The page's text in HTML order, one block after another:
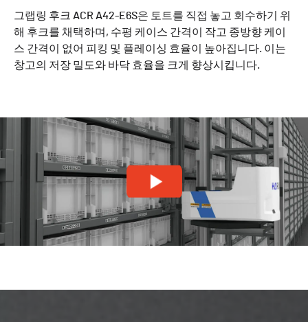
그랩링 후크 ACR A42-E6S은 토트를 직접 놓고 회수하기 위
해 후크를 채택하며, 수평 케이스 간격이 작고 종방향 케이
스 간격이 없어 피킹 및 플레이싱 효율이 높아집니다. 이는
창고의 저장 밀도와 바닥 효율을 크게 향상시킵니다.